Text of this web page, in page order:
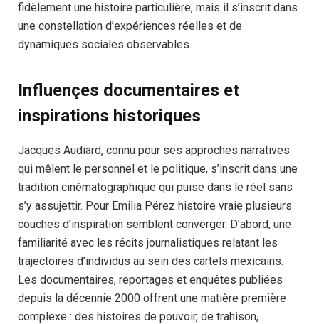
fidèlement une histoire particulière, mais il s’inscrit dans
une constellation d’expériences réelles et de
dynamiques sociales observables.
Influençes documentaires et
inspirations historiques
Jacques Audiard, connu pour ses approches narratives
qui mêlent le personnel et le politique, s’inscrit dans une
tradition cinématographique qui puise dans le réel sans
s’y assujettir. Pour Emilia Pérez histoire vraie plusieurs
couches d’inspiration semblent converger. D’abord, une
familiarité avec les récits journalistiques relatant les
trajectoires d’individus au sein des cartels mexicains.
Les documentaires, reportages et enquêtes publiées
depuis la décennie 2000 offrent une matière première
complexe : des histoires de pouvoir, de trahison,